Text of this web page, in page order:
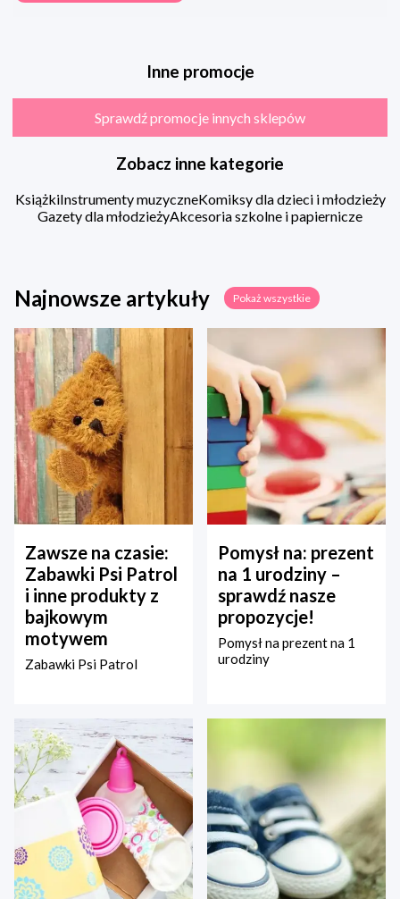
Inne promocje
Sprawdź promocje innych sklepów
Zobacz inne kategorie
KsiążkiInstrumenty muzyczneKomiksy dla dzieci i młodzieży
Gazety dla młodzieżyAkcesoria szkolne i papiernicze
Najnowsze artykuły Pokaż wszystkie
Zawsze na czasie:
Zabawki Psi Patrol
i inne produkty z
bajkowym
motywem
Zabawki Psi Patrol
Pomysł na: prezent
na 1 urodziny –
sprawdź nasze
propozycje!
Pomysł na prezent na 1
urodziny